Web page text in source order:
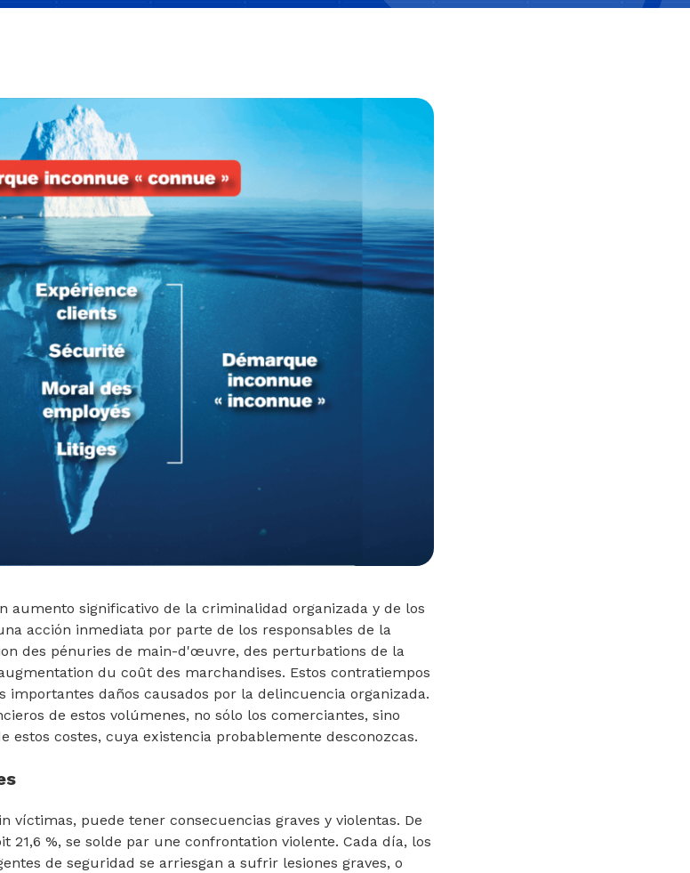
aumento significativo de la criminalidad organizada y de los
acción inmediata por parte de los responsables de la
des pénuries de main-d'œuvre, des perturbations de la
du coût des marchandises. Estos contratiempos
importantes daños causados por la delincuencia organizada.
de estos volúmenes, no sólo los comerciantes, sino
estos costes, cuya existencia probablemente desconozcas.
víctimas, puede tener consecuencias graves y violentas. De
21,6 %, se solde par une confrontation violente. Cada día, los
de seguridad se arriesgan a sufrir lesiones graves, o